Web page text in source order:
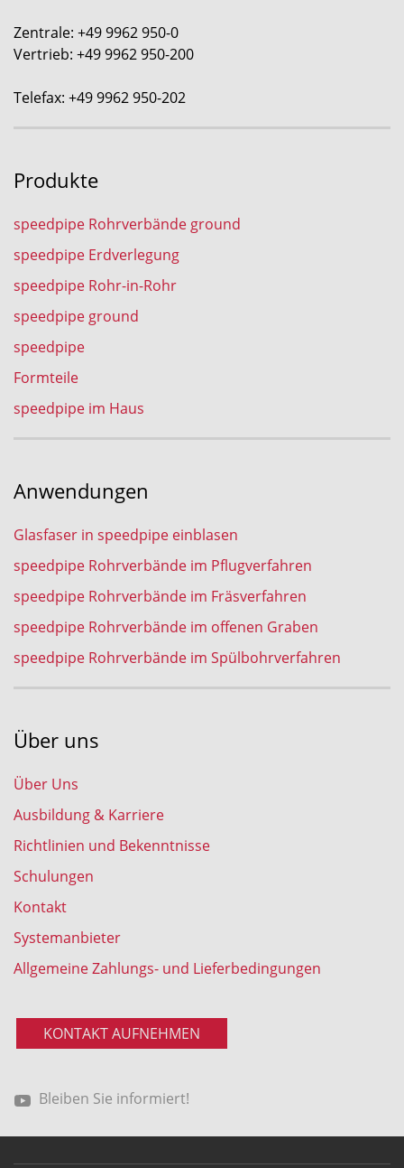
Zentrale: +49 9962 950-0
Vertrieb: +49 9962 950-200
Telefax: +49 9962 950-202
Produkte
speedpipe Rohrverbände ground
speedpipe Erdverlegung
speedpipe Rohr-in-Rohr
speedpipe ground
speedpipe
Formteile
speedpipe im Haus
Anwendungen
Glasfaser in speedpipe einblasen
speedpipe Rohrverbände im Pflugverfahren
speedpipe Rohrverbände im Fräsverfahren
speedpipe Rohrverbände im offenen Graben
speedpipe Rohrverbände im Spülbohrverfahren
Über uns
Über Uns
Ausbildung & Karriere
Richtlinien und Bekenntnisse
Schulungen
Kontakt
Systemanbieter
Allgemeine Zahlungs- und Lieferbedingungen
KONTAKT AUFNEHMEN
Bleiben Sie informiert!